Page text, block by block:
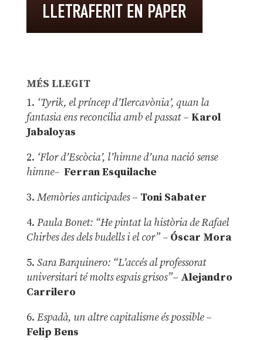
MÉS LLEGIT
1. ‘Tyrik, el príncep d’Ilercavònia’, quan la
fantasia ens reconcilia amb el passat– Karol
Jabaloyas
2. ‘Flor d’Escòcia’, l’himne d’una nació sense
himne– Ferran Esquilache
3. Memòries anticipades– Toni Sabater
4. Paula Bonet: “He pintat la història de Rafael
Chirbes des dels budells i el cor” –Óscar Mora
5. Sara Barquinero: “L’accés al professorat
universitari té molts espais grisos”– Alejandro
Carrilero
6. Espadà, un altre capitalisme és possible –
Felip Bens